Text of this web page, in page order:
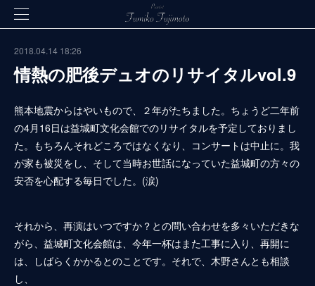
2018.04.14 18:26
情熱の肥後デュオのリサイタルvol.9
熊本地震からはやいもので、２年がたちました。ちょうど二年前
の4月16日は益城町文化会館でのリサイタルを予定しておりまし
た。もちろんそれどころではなくなり、コンサートは中止に。我
が家も被災をし、そして当時お世話になっていた益城町の方々の
安否を心配する毎日でした。(涙)
それから、再演はいつですか？との問い合わせを多々いただきな
がら、益城町文化会館は、今年一杯はまた工事に入り、再開に
は、しばらくかかるとのことです。それで、木野さんとも相談
し、